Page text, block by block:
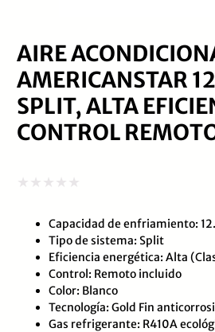
AIRE
AMERICANSTAR
SPLIT, ALTA
CONTROL
con
Capacidad de enfriamiento:
Tipo de sistema: Split
Eficiencia energética: Alta
Control: Remoto incluido
Color: Blanco
Tecnología: Gold Fin
Gas refrigerante: R410A